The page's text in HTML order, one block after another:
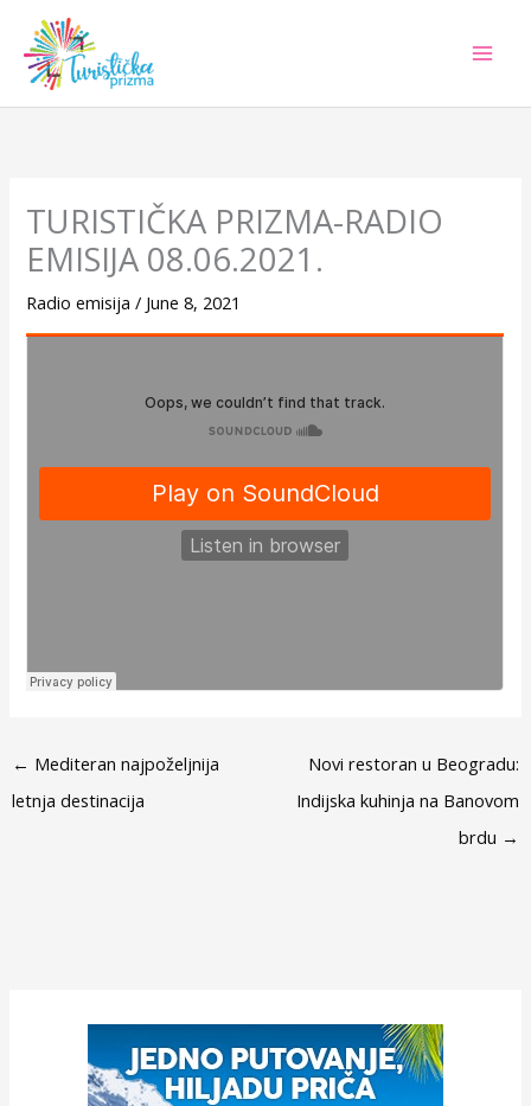
content
TURISTIČKA PRIZMA-RADIO
EMISIJA 08.06.2021.
Radio emisija / June 8, 2021
← Mediteran najpoželjnija
letnja destinacija
Novi restoran u Beogradu:
Indijska kuhinja na Banovom
brdu →